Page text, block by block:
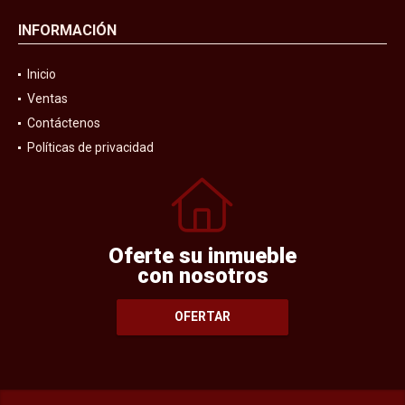
INFORMACIÓN
Inicio
Ventas
Contáctenos
Políticas de privacidad
Oferte su inmueble
con nosotros
OFERTAR